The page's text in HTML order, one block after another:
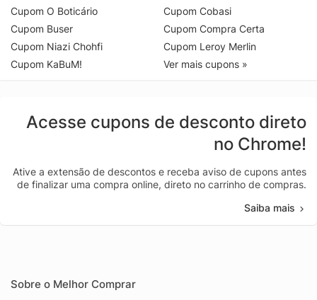
Cupom O Boticário
Cupom Buser
Cupom Niazi Chohfi
Cupom KaBuM!
Cupom Cobasi
Cupom Compra Certa
Cupom Leroy Merlin
Ver mais cupons »
Acesse cupons de desconto direto
no Chrome!
Ative a extensão de descontos e receba aviso de cupons antes
de finalizar uma compra online, direto no carrinho de compras.
Saiba mais
Sobre o Melhor Comprar